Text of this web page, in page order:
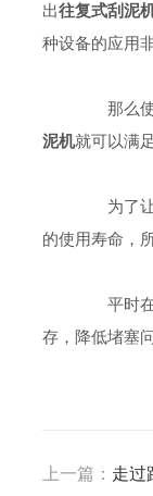
出往复式刮泥
种设备的应用
那么使
泥机就可以满
为了让
的使用寿命，
平时
存，降低堵塞
上一篇： 走过